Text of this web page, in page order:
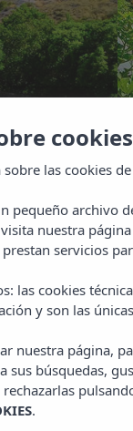
LE
OTRAS
cookies
las cookies
pequeño archivo
nuestra
servicios
las cookies
y son las
nuestra página,
búsquedas,
rechazarlas
.